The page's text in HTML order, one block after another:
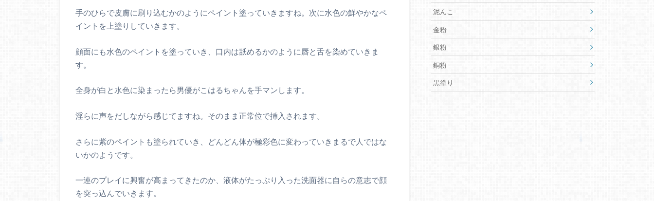
手のひらで皮膚に刷り込むかのようにペイント塗っていきますね。次に水色の鮮やかなペ
イントを上塗りしていきます。
顔面にも水色のペイントを塗っていき、口内は舐めるかのように唇と舌を染めていきま
す。
全身が白と水色に染まったら男優がこはるちゃんを手マンします。
淫らに声をだしながら感じてますね。そのまま正常位で挿入されます。
さらに紫のペイントも塗られていき、どんどん体が極彩色に変わっていきまるで人ではな
いかのようです。
一連のプレイに興奮が高まってきたのか、液体がたっぷり入った洗面器に自らの意志で顔
を突っ込んでいきます。
泥んこ
金粉
銀粉
銅粉
黒塗り